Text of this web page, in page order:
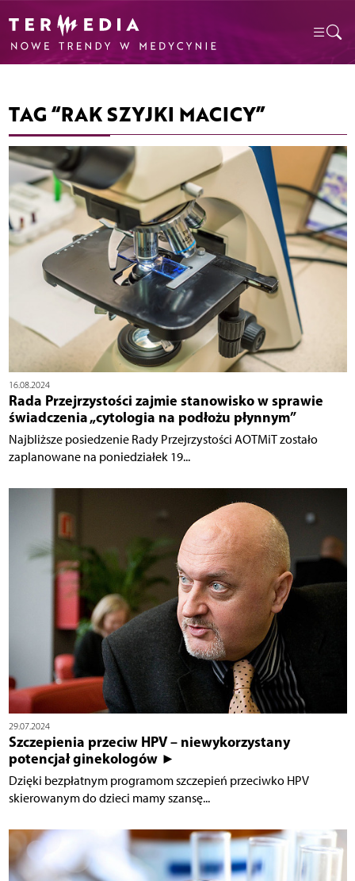
TAG “RAK SZYJKI MACICY”
16.08.2024
Rada Przejrzystości zajmie stanowisko w sprawie
świadczenia „cytologia na podłożu płynnym”
Najbliższe posiedzenie Rady Przejrzystości AOTMiT zostało
zaplanowane na poniedziałek 19...
29.07.2024
Szczepienia przeciw HPV – niewykorzystany
potencjał ginekologów ►
Dzięki bezpłatnym programom szczepień przeciwko HPV
skierowanym do dzieci mamy szansę...